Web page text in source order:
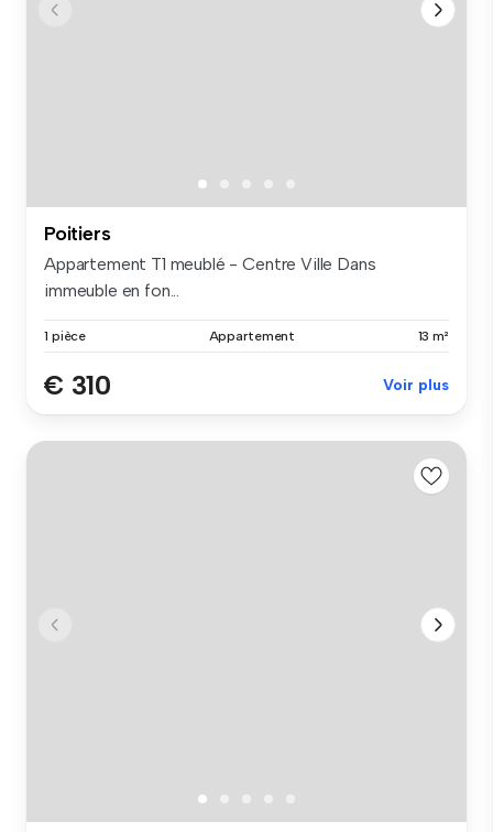
Poitiers
Appartement T1 meublé - Centre Ville Dans
immeuble en fon...
1 pièce Appartement 13 m²
€ 310 Voir plus